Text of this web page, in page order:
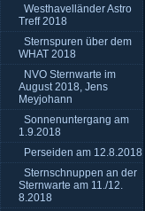
Westhavelländer Astro
Treff 2018
Sternspuren über dem
WHAT 2018
NVO Sternwarte im
August 2018, Jens
Meyjohann
Sonnenuntergang am
1.9.2018
Perseiden am 12.8.2018
Sternschnuppen an der
Sternwarte am 11./12.
8.2018